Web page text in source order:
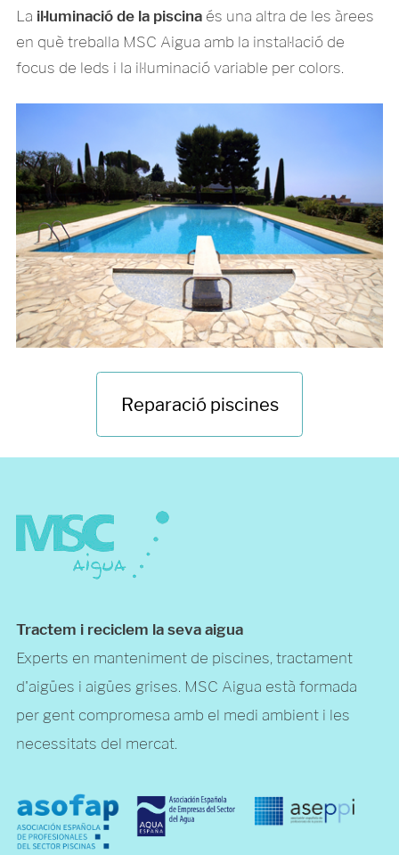
La il·luminació de la piscinaés una altra de les àrees
en què treballa MSC Aigua amb la instal·lació de
focus de leds i la il·luminació variable per colors.
Reparació piscines
Tractem i reciclem la seva aigua
Experts en manteniment de piscines, tractament
d'aigües i aigües grises. MSC Aigua està formada
per gent compromesa amb el medi ambient i les
necessitats del mercat.